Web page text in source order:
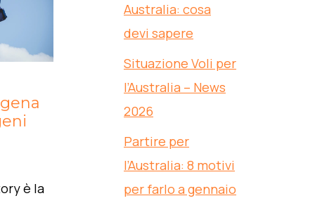
è la
Australia: cosa
devi sapere
Situazione Voli per
l’Australia – News
2026
Partire per
l’Australia: 8 motivi
per farlo a gennaio